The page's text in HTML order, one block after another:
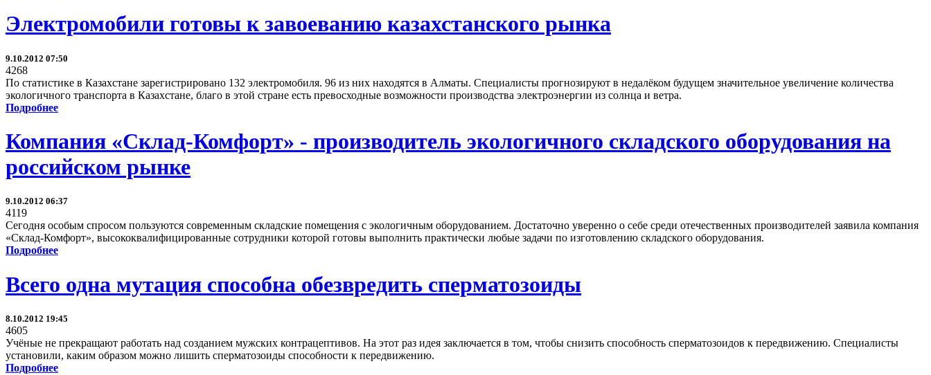
Электромобили готовы к завоеванию казахстанского рынка
9.10.2012 07:50
4268
По статистике в Казахстане зарегистрировано 132 электромобиля. 96 из них находятся в Алматы. Специалисты прогнозируют в недалёком будущем значительное увеличение количества
экологичного транспорта в Казахстане, благо в этой стране есть превосходные возможности производства электроэнергии из солнца и ветра.
Подробнее
Компания «Склад-Комфорт» - производитель экологичного складского оборудования на
российском рынке
9.10.2012 06:37
4119
Сегодня особым спросом пользуются современным складские помещения с экологичным оборудованием. Достаточно уверенно о себе среди отечественных производителей заявила компания
«Склад-Комфорт», высококвалифицированные сотрудники которой готовы выполнить практически любые задачи по изготовлению складского оборудования.
Подробнее
Всего одна мутация способна обезвредить сперматозоиды
8.10.2012 19:45
4605
Учёные не прекращают работать над созданием мужских контрацептивов. На этот раз идея заключается в том, чтобы снизить способность сперматозоидов к передвижению. Специалисты
установили, каким образом можно лишить сперматозоиды способности к передвижению.
Подробнее